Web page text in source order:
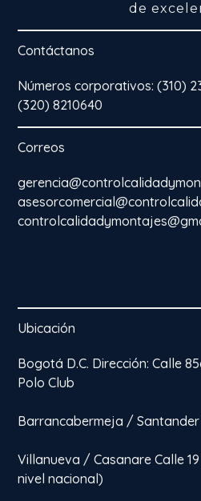
de
Contáctanos
Números corporativos: (310)
(320) 8210640
Correos
Ubicación
Bogotá D.C. Dirección: Calle
Polo Club
Barrancabermeja / Santander
Villanueva / Casanare Calle
nivel nacional)